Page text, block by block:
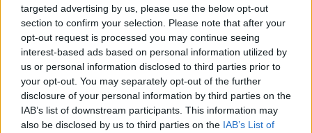
targeted advertising by us, please use the below opt-out
section to confirm your selection. Please note that after your
opt-out request is processed you may continue seeing
interest-based ads based on personal information utilized by
us or personal information disclosed to third parties prior to
your opt-out. You may separately opt-out of the further
disclosure of your personal information by third parties on the
IAB’s list of downstream participants. This information may
also be disclosed by us to third parties on the IAB’s List of
Κάρτα Αγρότη: Τι αλλάζει από 28 Αυγούστου για τις
χρηματοδοτήσεις
6 Αυγούστου, 2026
Νέα χρηματοδότηση 1,5 εκατ. ευρώ για διαπλάτυνση του
Αγιοβασιλιώτικου Παραλιακού Δρόμου
6 Αυγούστου, 2026